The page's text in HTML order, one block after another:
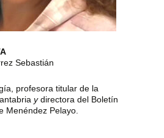
Sebastián
profesora titular de la
ydirectora del Boletín
Menéndez Pelayo.